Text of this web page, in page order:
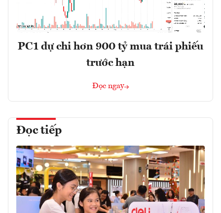
PC1 dự chi hơn 900 tỷ mua trái phiếu
trước hạn
Đọc ngay
Đọc tiếp